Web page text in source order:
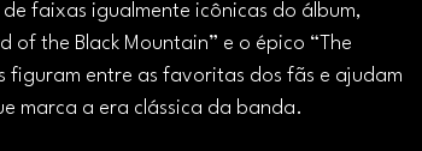
faixas igualmente icônicas do álbum,
of the Black Mountain” e o épico “The
figuram entre as favoritas dos fãs e ajudam
marca a era clássica da banda.